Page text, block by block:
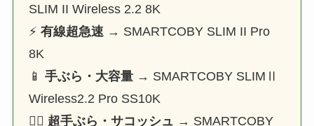
SLIM II Wireless 2.2 8K
⚡有線超急速 → SMARTCOBY SLIM II Pro
8K
📱手ぶら・大容量 → SMARTCOBY SLIMⅡ
Wireless2.2 Pro SS10K
🏃‍♂️ 超手ぶら・サコッシュ → SMARTCOBY